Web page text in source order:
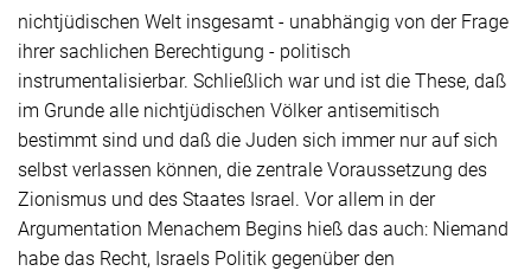
nichtjüdischen Welt insgesamt - unabhängig von der Frage
ihrer sachlichen Berechtigung - politisch
instrumentalisierbar. Schließlich war und ist die These, daß
im Grunde alle nichtjüdischen Völker antisemitisch
bestimmt sind und daß die Juden sich immer nur auf sich
selbst verlassen können, die zentrale Voraussetzung des
Zionismus und des Staates Israel. Vor allem in der
Argumentation Menachem Begins hieß das auch: Niemand
habe das Recht, Israels Politik gegenüber den